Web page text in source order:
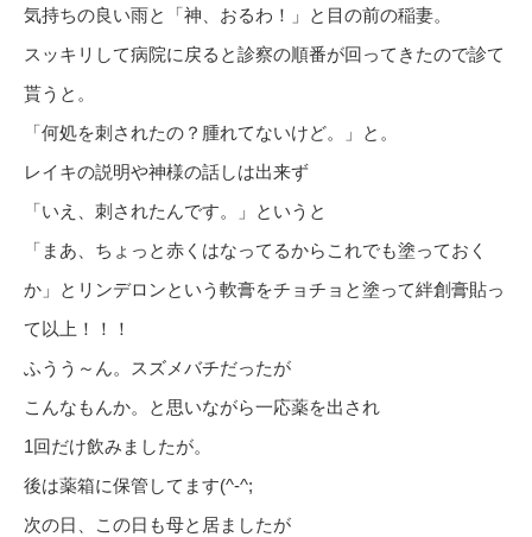
気持ちの良い雨と「神、おるわ！」と目の前の稲妻。
スッキリして病院に戻ると診察の順番が回ってきたので診て
貰うと。
「何処を刺されたの？腫れてないけど。」と。
レイキの説明や神様の話しは出来ず
「いえ、刺されたんです。」というと
「まあ、ちょっと赤くはなってるからこれでも塗っておく
か」とリンデロンという軟膏をチョチョと塗って絆創膏貼っ
て以上！！！
ふうう～ん。スズメバチだったが
こんなもんか。と思いながら一応薬を出され
1回だけ飲みましたが。
後は薬箱に保管してます(^-^;
次の日、この日も母と居ましたが